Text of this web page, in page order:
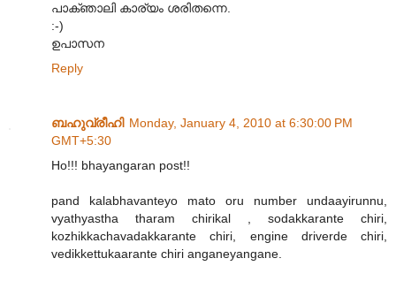
പാക്ഞാലി കാര്യം ശരിതന്നെ.
:-)
ഉപാസന
Reply
ബഹുവ്രീഹി Monday, January 4, 2010 at 6:30:00 PM
GMT+5:30
Ho!!! bhayangaran post!!
pand kalabhavanteyo mato oru number undaayirunnu,
vyathyastha tharam chirikal , sodakkarante chiri,
kozhikkachavadakkarante chiri, engine driverde chiri,
vedikkettukaarante chiri anganeyangane.